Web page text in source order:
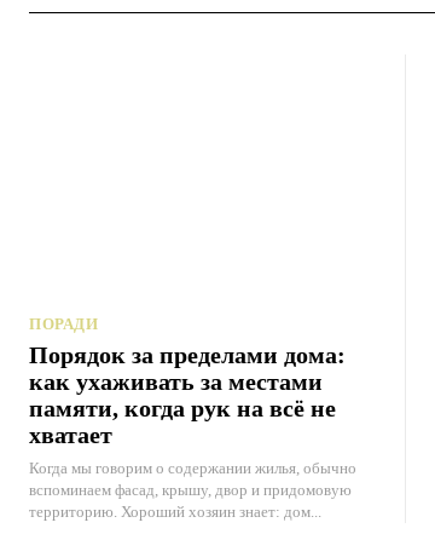
ПОРАДИ
Порядок за пределами дома:
как ухаживать за местами
памяти, когда рук на всё не
хватает
Когда мы говорим о содержании жилья, обычно
вспоминаем фасад, крышу, двор и придомовую
территорию. Хороший хозяин знает: дом...